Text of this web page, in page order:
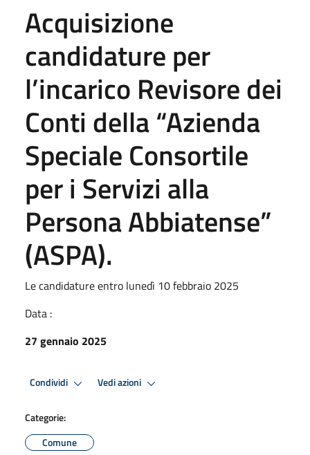
Acquisizione
candidature per
l’incarico Revisore dei
Conti della “Azienda
Speciale Consortile
per i Servizi alla
Persona Abbiatense”
(ASPA).
Le candidature entro lunedì 10 febbraio 2025
Data :
27 gennaio 2025
Condividi Vedi azioni
Categorie:
Comune